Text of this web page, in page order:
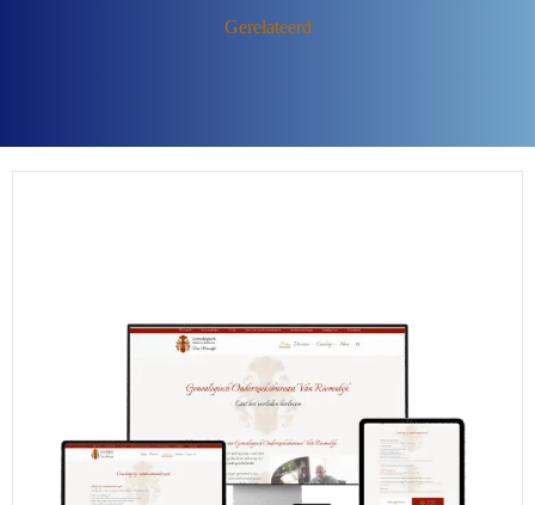
Gerelateerd